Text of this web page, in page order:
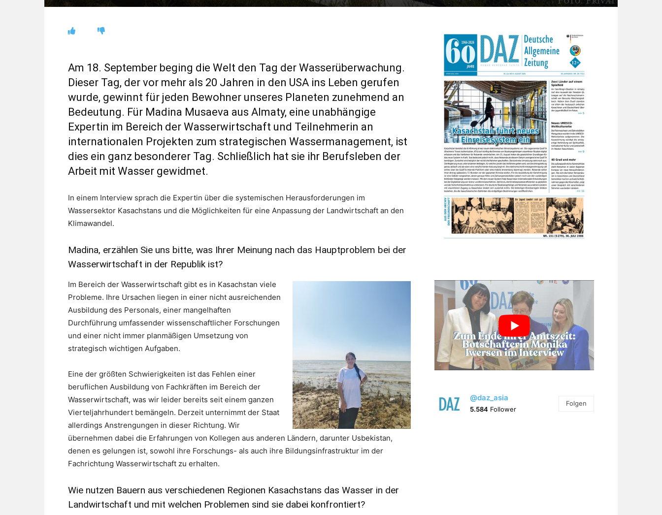
Am 18. September beging die Welt den Tag der Wasserüberwachung.
Dieser Tag, der vor mehr als 20 Jahren in den USA ins Leben gerufen
wurde, gewinnt für jeden Bewohner unseres Planeten zunehmend an
Bedeutung. Für Madina Musaeva aus Almaty, eine unabhängige
Expertin im Bereich der Wasserwirtschaft und Teilnehmerin an
internationalen Projekten zum strategischen Wassermanagement, ist
dies ein ganz besonderer Tag. Schließlich hat sie ihr Berufsleben der
Arbeit mit Wasser gewidmet.
In einem Interview sprach die Expertin über die systemischen Herausforderungen im
Wassersektor Kasachstans und die Möglichkeiten für eine Anpassung der Landwirtschaft an den
Klimawandel.
Madina, erzählen Sie uns bitte, was Ihrer Meinung nach das Hauptproblem bei der
Wasserwirtschaft in der Republik ist?
Im Bereich der Wasserwirtschaft gibt es in Kasachstan viele
Probleme. Ihre Ursachen liegen in einer nicht ausreichenden
Ausbildung des Personals, einer mangelhaften
Durchführung umfassender wissenschaftlicher Forschungen
und einer nicht immer planmäßigen Umsetzung von
strategisch wichtigen Aufgaben.
Eine der größten Schwierigkeiten ist das Fehlen einer
beruflichen Ausbildung von Fachkräften im Bereich der
Wasserwirtschaft, was wir leider bereits seit einem ganzen
Vierteljahrhundert bemängeln. Derzeit unternimmt der Staat
allerdings Anstrengungen in dieser Richtung. Wir
übernehmen dabei die Erfahrungen von Kollegen aus anderen Ländern, darunter Usbekistan,
denen es gelungen ist, sowohl ihre Forschungs- als auch ihre Bildungsinfrastruktur im der
Fachrichtung Wasserwirtschaft zu erhalten.
Wie nutzen Bauern aus verschiedenen Regionen Kasachstans das Wasser in der
Landwirtschaft und mit welchen Problemen sind sie dabei konfrontiert?
@daz_asia
5.584 Follower
Folgen